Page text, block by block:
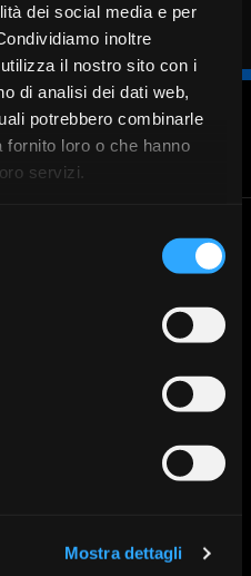
dei social media e per
inoltre
il nostro sito con i
di analisi dei dati web,
potrebbero combinarle
loro o che hanno
servizi.
Mostra dettagli
Cerca
Filiale
Chiamaci
Cerca la filiale di Banca
Valsabbina più vicina a te:
Trova la tua filiale
PSD2